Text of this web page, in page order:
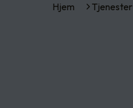
Hjem Tjenester